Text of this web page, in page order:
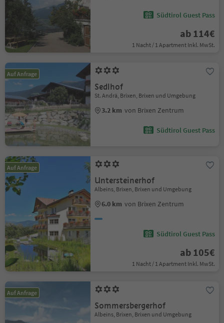
Südtirol Guest Pass
ab 114€
1 Nacht / 1 Apartment Inkl. MwSt.
Auf Anfrage
Sedlhof
St. Andrä, Brixen, Brixen und Umgebung
3.2 km von Brixen Zentrum
Südtirol Guest Pass
Auf Anfrage
Untersteinerhof
Albeins, Brixen, Brixen und Umgebung
6.0 km von Brixen Zentrum
Südtirol Guest Pass
ab 105€
1 Nacht / 1 Apartment Inkl. MwSt.
Auf Anfrage
Sommersbergerhof
Albeins, Brixen, Brixen und Umgebung